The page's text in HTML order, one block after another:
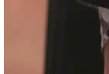
MAISON de SABRÉ
Kalite ve Kullanıcı
MAISON de SABRÉ Pikachu
kaliteli derisiyle dikkat çekiyor.